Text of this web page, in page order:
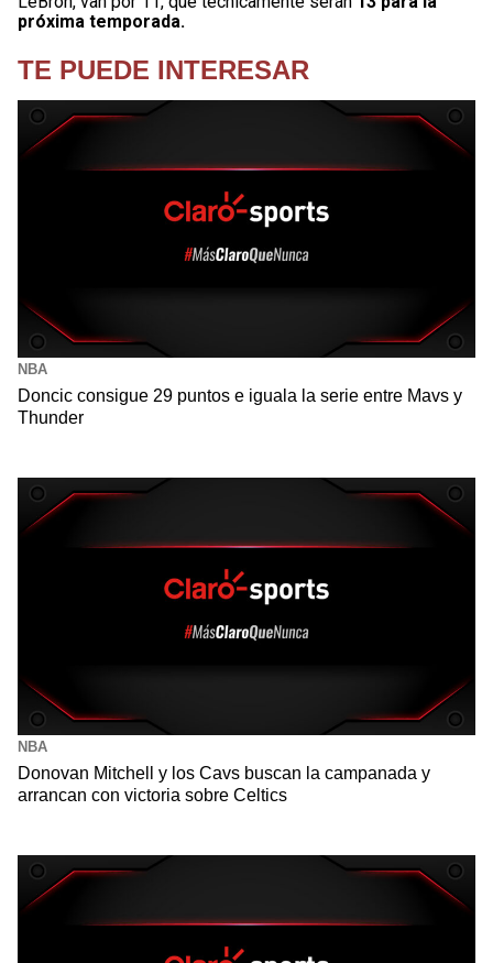
próxima temporada.
TE PUEDE INTERESAR
NBA
Doncic consigue 29 puntos e iguala la serie entre Mavs y
Thunder
NBA
Donovan Mitchell y los Cavs buscan la campanada y
arrancan con victoria sobre Celtics